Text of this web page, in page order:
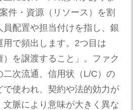
件・資源（リソース）を割
員配置や担当付けを指し、銀
で頻出します。2つ目は
）を譲渡すること」。ファク
二次流通、信用状（L/C）の
使われ、契約や法的効力が
脈により意味が大きく異な